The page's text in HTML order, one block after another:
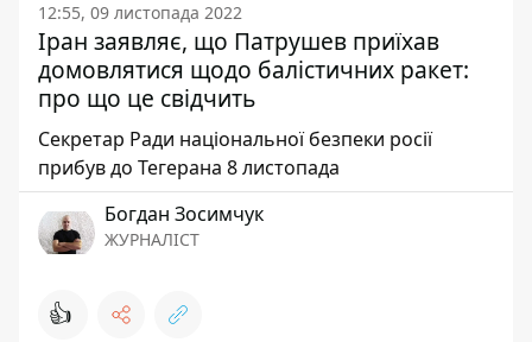
12:55, 09 листопада 2022
Іран заявляє, що Патрушев приїхав
домовлятися щодо балістичних ракет:
про що це свідчить
Секретар Ради національної безпеки росії
прибув до Тегерана 8 листопада
Богдан Зосимчук
ЖУРНАЛІСТ
👍